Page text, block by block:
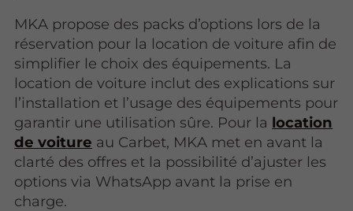
MKA propose des packs d’options lors de la
réservation pour la location de voiture afin de
simplifier le choix des équipements. La
location de voiture inclut des explications sur
l’installation et l’usage des équipements pour
garantir une utilisation sûre. Pour la location
de voiture au Carbet, MKA met en avant la
clarté des offres et la possibilité d’ajuster les
options via WhatsApp avant la prise en
charge.